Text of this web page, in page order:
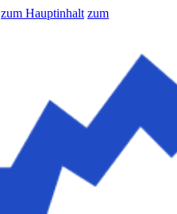
zum Hauptinhalt zum